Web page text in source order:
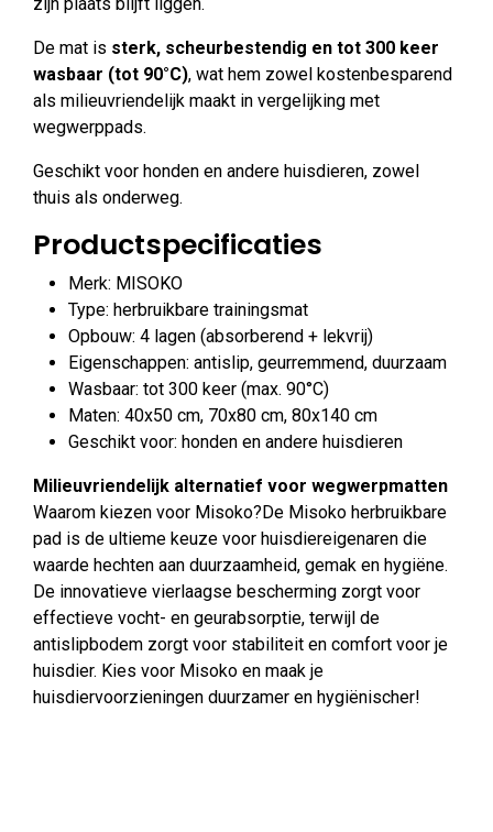
De mat is sterk, scheurbestendig en tot 300 keer
wasbaar (tot 90°C), wat hem zowel kostenbesparend
als milieuvriendelijk maakt in vergelijking met
wegwerppads.
Geschikt voor honden en andere huisdieren, zowel
thuis als onderweg.
Productspecificaties
Merk: MISOKO
Type: herbruikbare trainingsmat
Opbouw: 4 lagen (absorberend + lekvrij)
Eigenschappen: antislip, geurremmend, duurzaam
Wasbaar: tot 300 keer (max. 90°C)
Maten: 40x50 cm, 70x80 cm, 80x140 cm
Geschikt voor: honden en andere huisdieren
Milieuvriendelijk alternatief voor wegwerpmatten
Waarom kiezen voor Misoko?De Misoko herbruikbare
pad is de ultieme keuze voor huisdiereigenaren die
waarde hechten aan duurzaamheid, gemak en hygiëne.
De innovatieve vierlaagse bescherming zorgt voor
effectieve vocht- en geurabsorptie, terwijl de
antislipbodem zorgt voor stabiliteit en comfort voor je
huisdier. Kies voor Misoko en maak je
huisdiervoorzieningen duurzamer en hygiënischer!